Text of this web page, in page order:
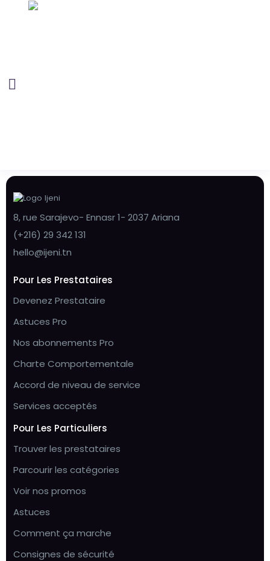
8, rue Sarajevo- Ennasr 1- 2037 Ariana
(+216) 29 342 131
hello@ijeni.tn
Pour Les Prestataires
Devenez Prestataire
Astuces Pro
Nos abonnements Pro
Charte Comportementale
Accord de niveau de service
Services acceptés
Pour Les Particuliers
Trouver les prestataires
Parcourir les catégories
Voir nos promos
Astuces
Comment ça marche
Consignes de sécurité